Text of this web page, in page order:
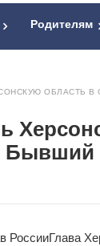
Родителям
ОБЛАСТЬ В
РоссииГлава